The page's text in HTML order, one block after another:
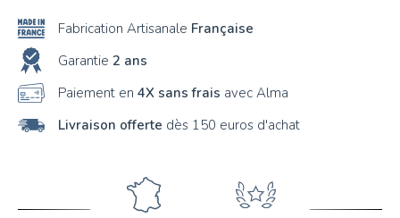
Fabrication Artisanale Française
Garantie 2 ans
Paiement en 4X sans frais avec Alma
Livraison offerte dès 150 euros d'achat